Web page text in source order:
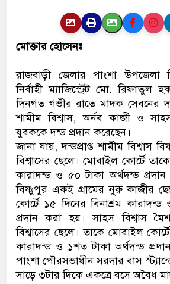
উদ্ধার
মোক্তার হোসেনঃ
রাজবাড়ী জেলার পাংশা উপজেলা
নির্বাহী ম্যাজিস্ট্রেট মো. রিফাতুল
দিনগত গভীর রাতে মাদক সেবনের
শামীম বিশ্বাস, অর্নব কাজী ও
যুবককে দন্ড প্রদান করেছেন।
জানা যায়, দন্ডপ্রাপ্ত শামীম বিশ্বাস
বিশ্বাসের ছেলে। মোবাইল কোর্টে
কারাদন্ড ও ৫০ টাকা অর্থদন্ড
বিষ্ণুপুর একই গ্রামের নুরু কাজীর
কোর্টে ১৫ দিনের বিনাশ্রম
প্রদান করা হয়। সাহস বিশ্বাস
বিশ্বাসের ছেলে। তাকে মোবাইল
কারাদন্ড ও ১শত টাকা অর্থদন্ড প্রদান
পাংশা পৌরসভাধীন সরদার বাস
সাড়ে ৩টার দিকে একত্রে বসে অবৈধ